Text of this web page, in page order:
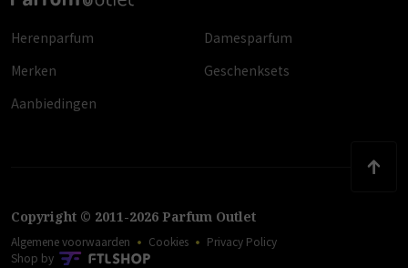
Herenparfum
Damesparfum
Merken
Geschenksets
Aanbiedingen
Copyright © 2011-2026 Parfum Outlet
Algemene voorwaarden Cookies
Privacy Policy
Shop by